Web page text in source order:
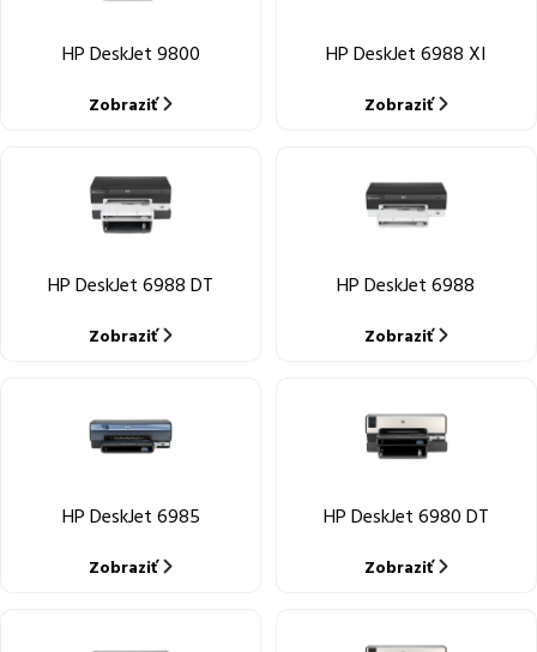
HP DeskJet 9800
Zobraziť
HP DeskJet 6988 XI
Zobraziť
HP DeskJet 6988 DT
Zobraziť
HP DeskJet 6988
Zobraziť
HP DeskJet 6985
Zobraziť
HP DeskJet 6980 DT
Zobraziť